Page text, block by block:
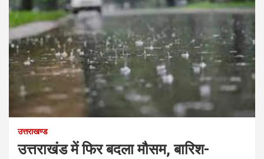
उत्तराखण्ड
उत्तराखंड में फिर बदला मौसम, बारिश-